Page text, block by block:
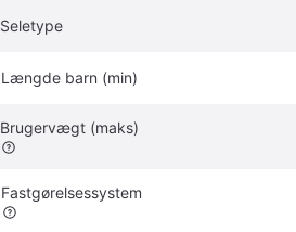
Seletype
Længde barn (min)
Brugervægt (maks)
Fastgørelsessystem